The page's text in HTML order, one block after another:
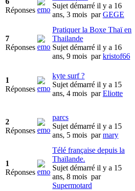
Réponses
Sujet démarré il y a 16
ans, 3 mois parGEGE
7
Réponses
Pratiquer la Boxe Thaï en
Thailande
Sujet démarré il y a 16
ans, 9 mois parkristof66
1
Réponses
kyte surf ?
Sujet démarré il y a 15
ans, 4 mois parEliotte
2
Réponses
parcs
Sujet démarré il y a 15
ans, 5 mois parmary
1
Réponses
Télé française depuis la
Thaïlande.
Sujet démarré il y a 15
ans, 8 mois par
Supermotard